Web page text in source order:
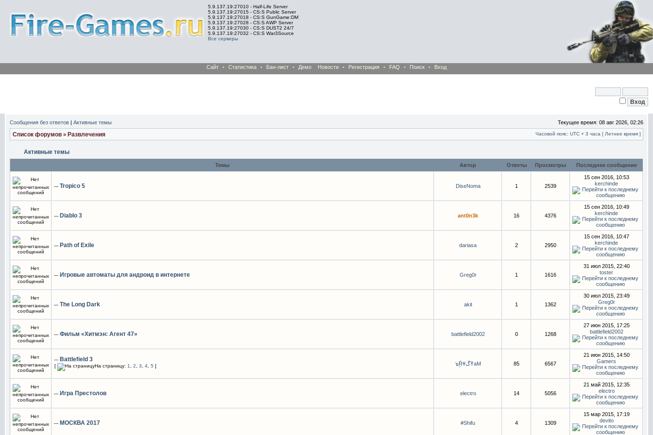
5.9.137.19:27010 - Half-Life Server
5.9.137.19:27015 - CS:S Public Server
5.9.137.19:27018 - CS:S GunGame:DM
5.9.137.19:27028 - CS:S AWP Server
5.9.137.19:27030 - CS:S DUST2 24/7
5.9.137.19:27032 - CS:S War3Source
Все серверы
Сайт • Статистика • Бан-лист • Демо Новости • Регистрация • FAQ • Поиск • Вход
Сообщения без ответов | Активные темы Текущее время: 08 авг 2026, 02:26
Список форумов » Развлечения Часовой пояс: UTC + 3 часа [ Летнее время ]
Активные темы
Темы Автор Ответы Просмотры Последнее сообщение
--- Tropico 5 DiseNoma 1 2539
15 сен 2016, 10:53
kerchinde
--- Diablo 3 ant0n3k 16 4376
15 сен 2016, 10:49
kerchinde
--- Path of Exile dariasa 2 2950
15 сен 2016, 10:47
kerchinde
--- Игровые автоматы для андроид в интернете Greg0r 1 1616
31 июл 2015, 22:40
toster
--- The Long Dark akit 1 1362
30 июл 2015, 23:49
Greg0r
--- Фильм «Хитмэн: Агент 47» battlefield2002 0 1268
27 июн 2015, 17:25
battlefield2002
--- Battlefield 3
[ На страницу: 1 2 3 4 5 ] ๖ۣۜRҰڱŦaM 85 6567
21 июн 2015, 14:50
Gamers
--- Игра Престолов electro 14 5056
21 май 2015, 12:35
electro
--- МОСКВА 2017 #Shifu 4 1309
15 мар 2015, 17:19
devito